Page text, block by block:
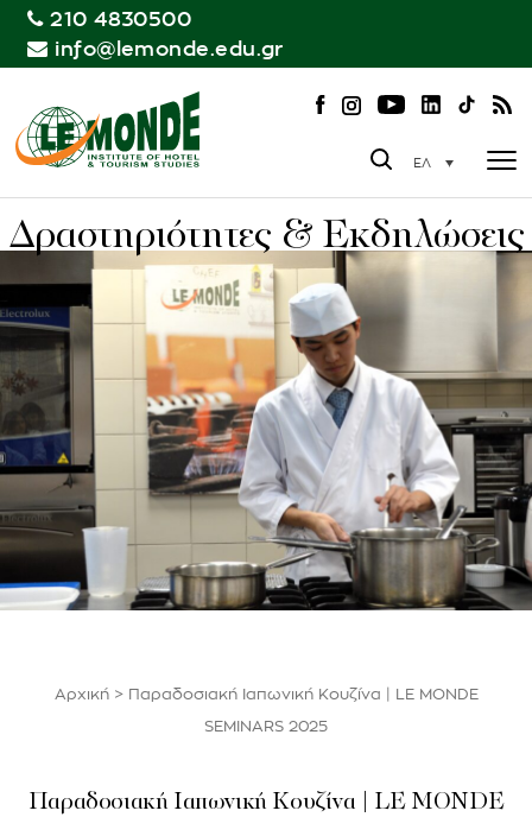
210 4830500
info@lemonde.edu.gr
ΕΛ
Δραστηριότητες & Εκδηλώσεις
Αρχική> Παραδοσιακή Ιαπωνική Κουζίνα | LE MONDE
SEMINARS 2025
Παραδοσιακή Ιαπωνική Κουζίνα | LE MONDE